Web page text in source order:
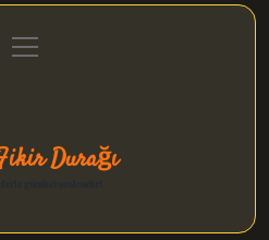
Politikası
menüyü
aç
Durağı